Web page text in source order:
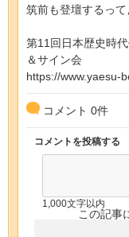
筑前も登壇するって
第11回日本歴史時
＆サイン会
https://www.yaesu-
コメント 0件
コメントを投稿する
1,000文字以内
この記事